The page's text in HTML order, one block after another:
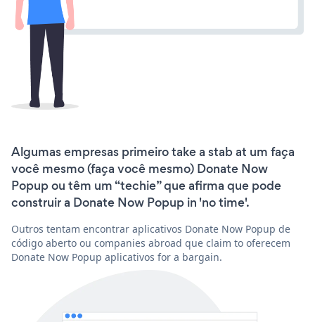
Algumas empresas primeiro take a stab at um faça
você mesmo (faça você mesmo) Donate Now
Popup ou têm um “techie” que afirma que pode
construir a Donate Now Popup in 'no time'.
Outros tentam encontrar aplicativos Donate Now Popup de
código aberto ou companies abroad que claim to oferecem
Donate Now Popup aplicativos for a bargain.